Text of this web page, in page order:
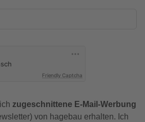
Friendly Captcha
zugeschnittene E-Mail-Werbung
von hagebau erhalten. Ich